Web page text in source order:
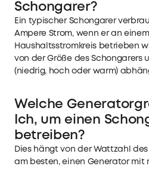
Schongarer?
Ein typischer Schongarer
Ampere Strom, wenn er an
Haushaltsstromkreis betrieben
von der Größe des Schongarers
(niedrig, hoch oder warm)
Welche
Ich, um einen
betreiben?
Dies hängt von der Wattzahl
am besten, einen Generator mit